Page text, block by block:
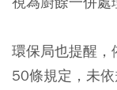
環保局也提醒
50條規定，未